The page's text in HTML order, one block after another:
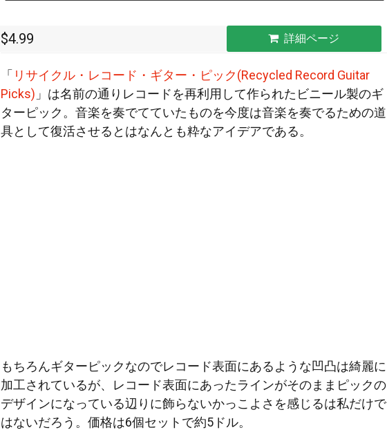
$4.99 詳細ページ
「 リサイクル・レコード・ギター・ピック(Recycled Record Guitar
Picks) 」は名前の通りレコードを再利用して作られたビニール製のギ
ターピック。音楽を奏でてていたものを今度は音楽を奏でるための道
具として復活させるとはなんとも粋なアイデアである。
もちろんギターピックなのでレコード表面にあるような凹凸は綺麗に
加工されているが、レコード表面にあったラインがそのままピックの
デザインになっている辺りに飾らないかっこよさを感じるは私だけで
はないだろう。価格は6個セットで約5ドル。